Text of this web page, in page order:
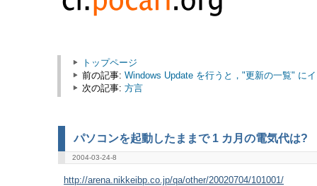
トップページ
前の記事: Windows Update を行うと，"更新の一覧" に
次の記事: 方言
パソコンを起動したままで 1 カ月の電気代は?
2004-03-24-8
http://arena.nikkeibp.co.jp/qa/other/20020704/101001/